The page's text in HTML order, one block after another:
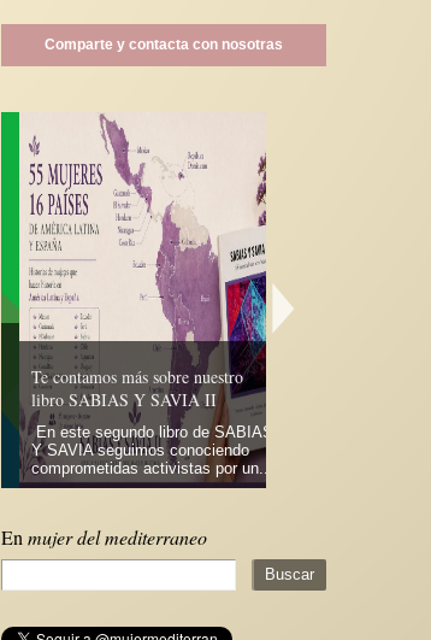
Comparte y contacta con nosotras
Te contamos más sobre nuestro
libro SABIAS Y SAVIA II
En este segundo libro de SABIAS
Y SAVIA seguimos conociendo
comprometidas activistas por un...
En mujer del mediterraneo